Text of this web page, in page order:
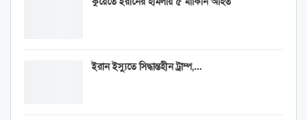
ইরান ইস্যুতে সিদ্ধান্তহীন ট্রাম্প,…